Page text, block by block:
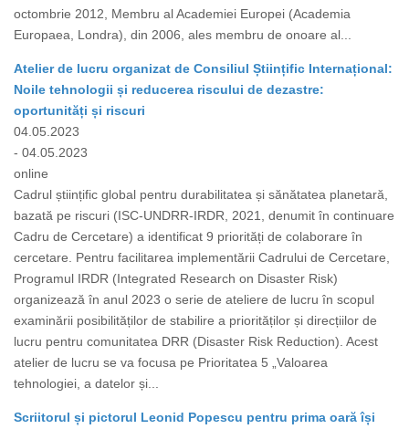
octombrie 2012, Membru al Academiei Europei (Academia
Europaea, Londra), din 2006, ales membru de onoare al...
Atelier de lucru organizat de Consiliul Științific Internațional:
Noile tehnologii și reducerea riscului de dezastre:
oportunități și riscuri
04.05.2023
- 04.05.2023
online
Cadrul științific global pentru durabilitatea și sănătatea planetară,
bazată pe riscuri (ISC-UNDRR-IRDR, 2021, denumit în continuare
Cadru de Cercetare) a identificat 9 priorități de colaborare în
cercetare. Pentru facilitarea implementării Cadrului de Cercetare,
Programul IRDR (Integrated Research on Disaster Risk)
organizează în anul 2023 o serie de ateliere de lucru în scopul
examinării posibilităților de stabilire a priorităților și direcțiilor de
lucru pentru comunitatea DRR (Disaster Risk Reduction). Acest
atelier de lucru se va focusa pe Prioritatea 5 „Valoarea
tehnologiei, a datelor și...
Scriitorul și pictorul Leonid Popescu pentru prima oară își